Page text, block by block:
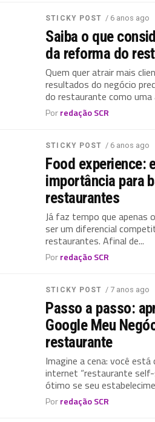
STICKY POST / 6 anos ago
Saiba o que
da reforma do
Quem quer atrair mais
resultados do negócio
do restaurante como uma
Porredação SCR
STICKY POST / 6 anos ago
Food experience:
importância para
restaurantes
Já faz tempo que apenas
ser um diferencial
restaurantes. Afinal de...
Porredação SCR
STICKY POST / 7 anos ago
Passo a passo:
Google Meu
restaurante
Imagine a cena: você
internet “restaurante self-
ótimo se seu
Porredação SCR